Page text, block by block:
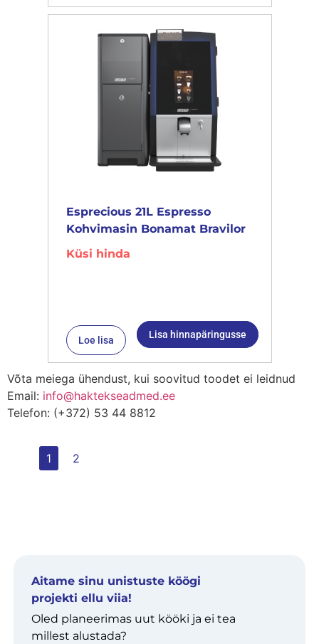
Esprecious 21L Espresso
Kohvimasin Bonamat Bravilor
Küsi hinda
Loe lisa Lisa hinnapäringusse
Võta meiega ühendust, kui soovitud toodet ei leidnud
Email: info@haktekseadmed.ee
Telefon: (+372) 53 44 8812
1 2
Aitame sinu unistuste köögi
projekti ellu viia!
Oled planeerimas uut kööki ja ei tea
millest alustada?